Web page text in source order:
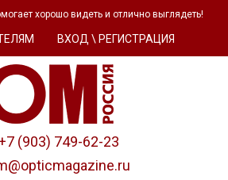
хорошо видеть и отлично выглядеть!
ВХОД \ РЕГИСТРАЦИЯ
(903) 749-62-23